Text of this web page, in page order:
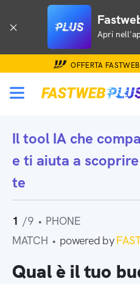
Apri
OFFERTA
Il tool IA che
e ti aiuta a
te
1 /9 • PHONE
MATCH • powered by
Qual è il tuo